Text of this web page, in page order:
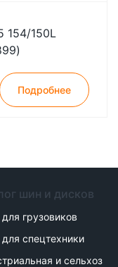
154/150L
Подробнее
шин и дисков
грузовиков
спецтехники
и сельхоз